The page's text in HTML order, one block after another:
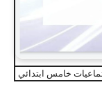
خامس ابتدائي